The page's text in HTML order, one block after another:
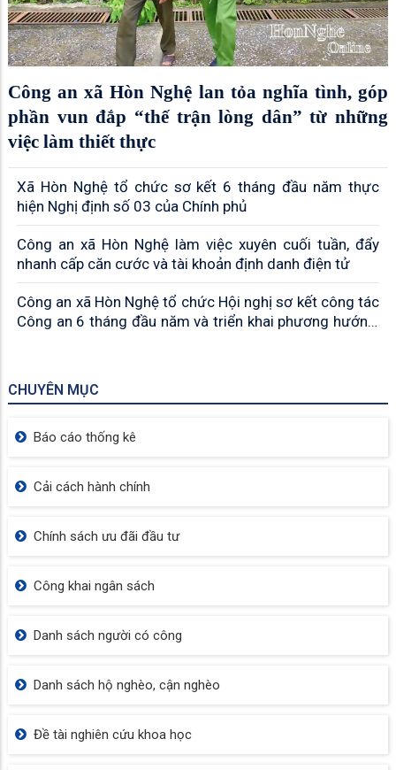
Công an xã Hòn Nghệ lan tỏa nghĩa tình, góp
phần vun đắp “thế trận lòng dân” từ những
việc làm thiết thực
Xã Hòn Nghệ tổ chức sơ kết 6 tháng đầu năm thực
hiện Nghị định số 03 của Chính phủ
Công an xã Hòn Nghệ làm việc xuyên cuối tuần, đẩy
nhanh cấp căn cước và tài khoản định danh điện tử
Công an xã Hòn Nghệ tổ chức Hội nghị sơ kết công tác
Công an 6 tháng đầu năm và triển khai phương hướng,
CHUYÊN MỤC
Báo cáo thống kê
Cải cách hành chính
Chính sách ưu đãi đầu tư
Công khai ngân sách
Danh sách người có công
Danh sách hộ nghèo, cận nghèo
Đề tài nghiên cứu khoa học